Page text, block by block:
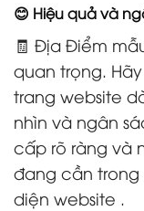
😊 Hiệu quả và
🧾 Địa Điểm
quan trọng.
trang website
nhìn và ngân
cấp rõ ràng và
đang cần trong
diện website .